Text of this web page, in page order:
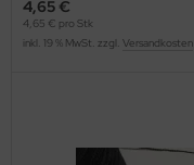
4,65 €
4,65 € pro Stk
inkl. 19 % MwSt. zzgl. Versandkosten